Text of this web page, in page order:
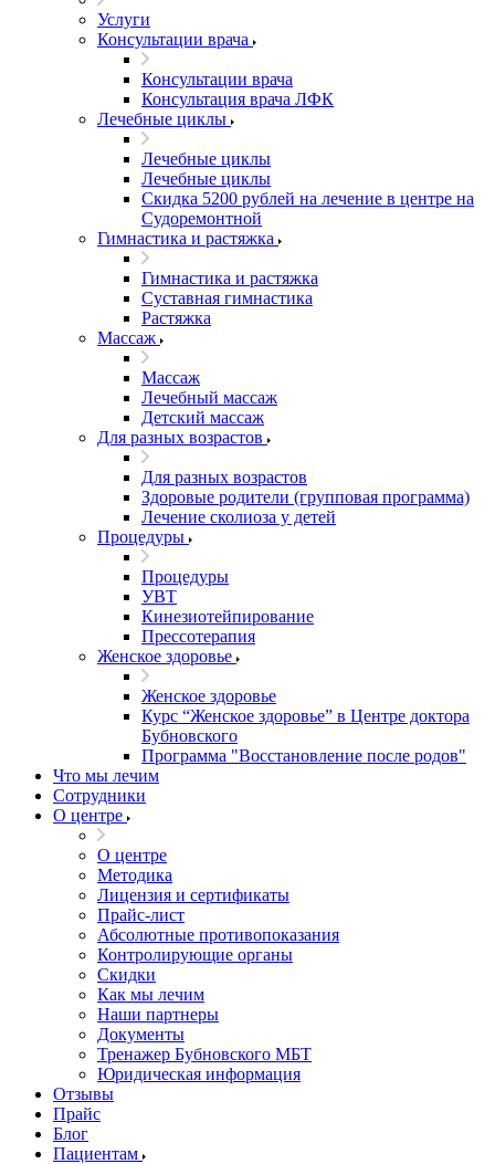
Услуги
Консультации врача
Консультации врача
Консультация врача ЛФК
Лечебные циклы
Лечебные циклы
Лечебные циклы
Скидка 5200 рублей на лечение в центре на
Судоремонтной
Гимнастика и растяжка
Гимнастика и растяжка
Суставная гимнастика
Растяжка
Массаж
Массаж
Лечебный массаж
Детский массаж
Для разных возрастов
Для разных возрастов
Здоровые родители (групповая программа)
Лечение сколиоза у детей
Процедуры
Процедуры
УВТ
Кинезиотейпирование
Прессотерапия
Женское здоровье
Женское здоровье
Курс “Женское здоровье” в Центре доктора
Бубновского
Программа "Восстановление после родов"
Что мы лечим
Сотрудники
О центре
О центре
Методика
Лицензия и сертификаты
Прайс-лист
Абсолютные противопоказания
Контролирующие органы
Скидки
Как мы лечим
Наши партнеры
Документы
Тренажер Бубновского МБТ
Юридическая информация
Отзывы
Прайс
Блог
Пациентам